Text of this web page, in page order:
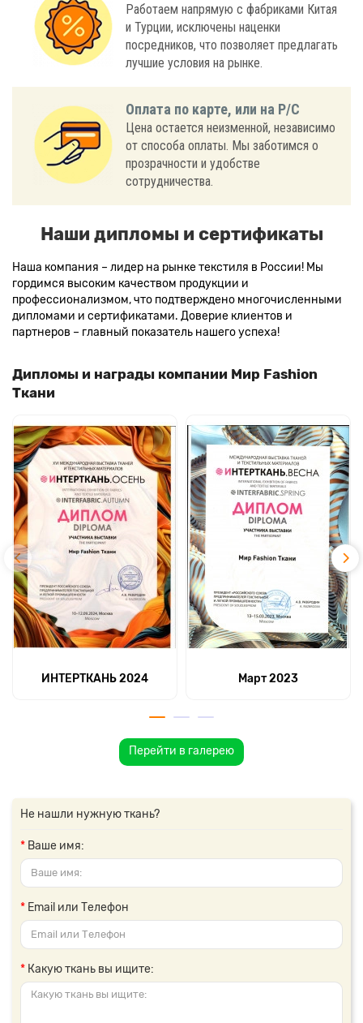
Работаем напрямую с фабриками Китая
и Турции, исключены наценки
посредников, что позволяет предлагать
лучшие условия на рынке.
Оплата по карте, или на Р/С
Цена остается неизменной, независимо
от способа оплаты. Мы заботимся о
прозрачности и удобстве
сотрудничества.
Наши дипломы и сертификаты
Наша компания – лидер на рынке текстиля в России! Мы
гордимся высоким качеством продукции и
профессионализмом, что подтверждено многочисленными
дипломами и сертификатами. Доверие клиентов и
партнеров – главный показатель нашего успеха!
Дипломы и награды компании Мир Fashion
Ткани
ИНТЕРТКАНЬ 2024 Март 2023
Перейти в галерею
Не нашли нужную ткань?
Ваше имя:
Email или Телефон
Какую ткань вы ищите: